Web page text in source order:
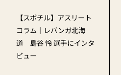
【スポチル】アスリート
コラム｜レバンガ北海
道 島谷 怜 選手にインタ
ビュー